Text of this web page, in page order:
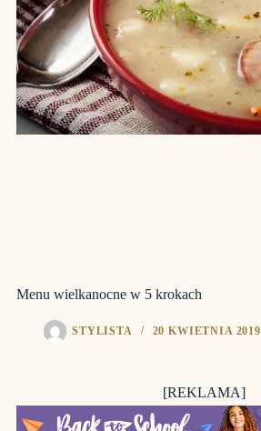
Menu wielkanocne w 5 krokach
STYLISTA 20 KWIETNIA 2019
[REKLAMA]